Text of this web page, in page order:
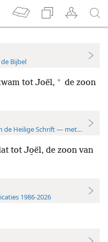
Bijbel
tot Joël, * de zoon
de Heilige Schrift — met
tot Jo̱ël, de zoon van
1986-2026